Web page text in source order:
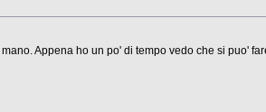
Appena ho un po' di tempo vedo che si puo'